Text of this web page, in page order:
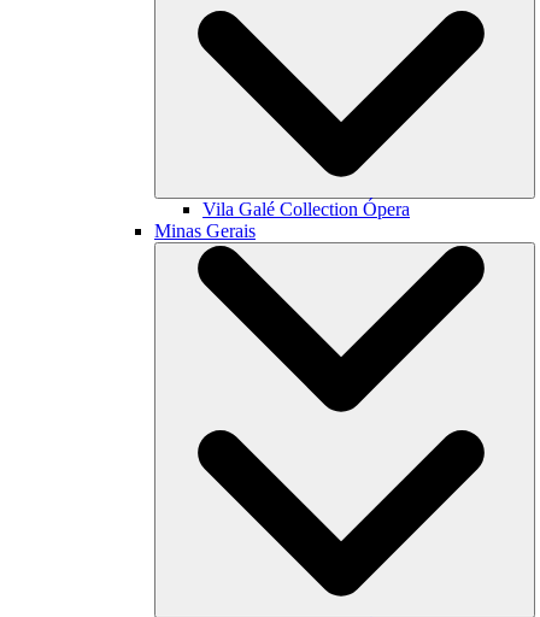
Vila Galé Collection Ópera
Minas Gerais